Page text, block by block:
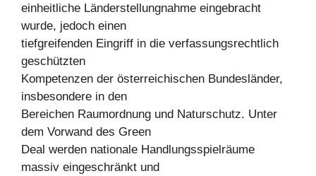
einheitliche Länderstellungnahme eingebracht
wurde, jedoch einen
tiefgreifenden Eingriff in die verfassungsrechtlich
geschützten
Kompetenzen der österreichischen Bundesländer,
insbesondere in den
Bereichen Raumordnung und Naturschutz. Unter
dem Vorwand des Green
Deal werden nationale Handlungsspielräume
massiv eingeschränkt und